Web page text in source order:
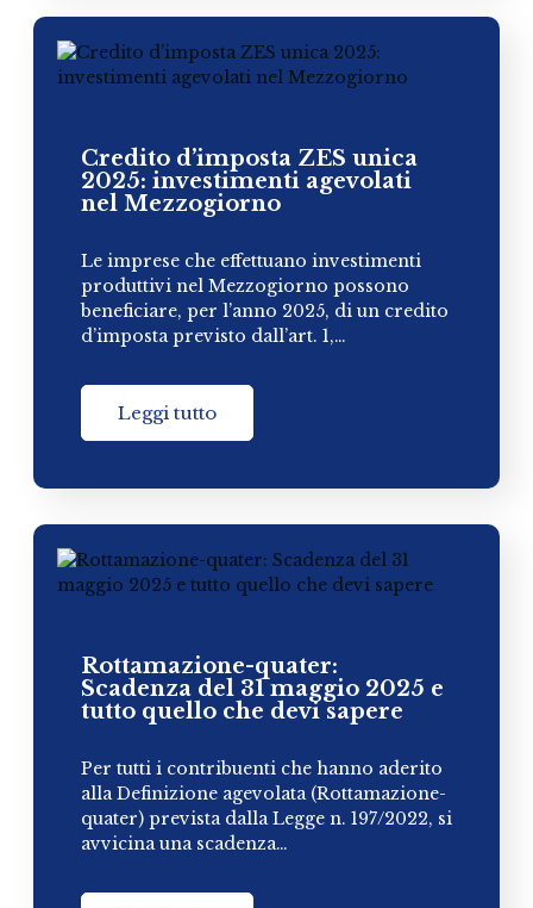
Credito d’imposta ZES unica
2025: investimenti agevolati
nel Mezzogiorno
Le imprese che effettuano investimenti
produttivi nel Mezzogiorno possono
beneficiare, per l’anno 2025, di un credito
d’imposta previsto dall’art. 1,…
Leggi tutto
Rottamazione-quater:
Scadenza del 31 maggio 2025 e
tutto quello che devi sapere
Per tutti i contribuenti che hanno aderito
alla Definizione agevolata (Rottamazione-
quater) prevista dalla Legge n. 197/2022, si
avvicina una scadenza…